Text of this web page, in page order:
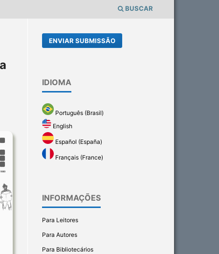
BUSCAR
ENVIAR SUBMISSÃO
IDIOMA
Português (Brasil)
English
Español (España)
Français (France)
INFORMAÇÕES
Para Leitores
Para Autores
Para Bibliotecários